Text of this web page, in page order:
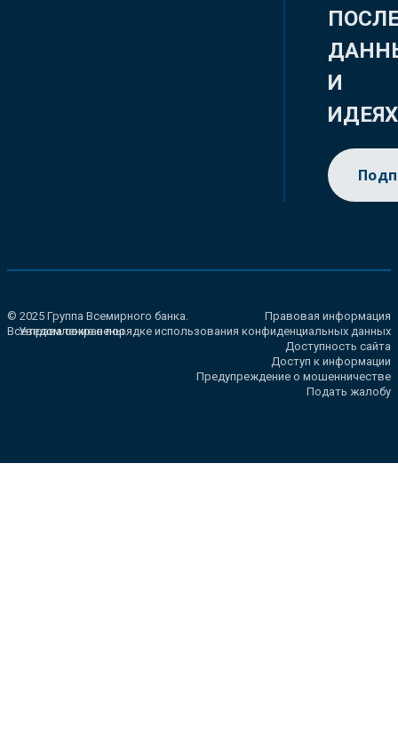
И
ИДЕЯХ
© 2025 Группа Всемирного банка.
Все права сохранены.
Правовая информация
Уведомление о порядке использования конфиденциальных данных
Доступность сайта
Доступ к информации
Предупреждение о мошенничестве
Подать жалобу